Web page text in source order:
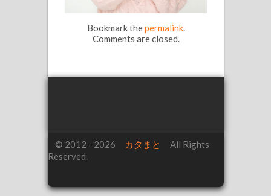
Bookmark thepermalink.
Comments are closed.
© 2012 - 2026 カタまと
All Rights
Reserved.